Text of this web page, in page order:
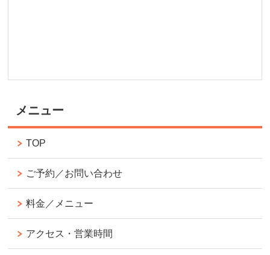
メニュー
TOP
ご予約／お問い合わせ
料金／メニュー
アクセス・営業時間